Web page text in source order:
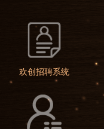
欢创招聘系统